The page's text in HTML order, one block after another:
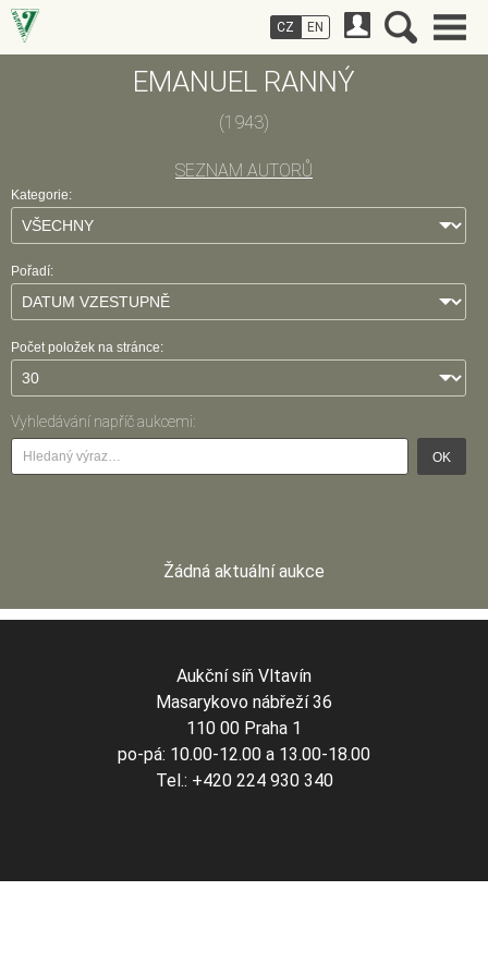
EMANUEL RANNÝ
(1943)
SEZNAM AUTORŮ
Kategorie:
Pořadí:
Počet položek na stránce:
Vyhledávání napříč aukcemi:
OK
Žádná aktuální aukce
CZ EN
Aukční síň Vltavín
Masarykovo nábřeží 36
110 00 Praha 1
po-pá: 10.00-12.00 a 13.00-18.00
Tel.: +420 224 930 340